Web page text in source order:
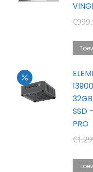
€
SSD
PRO
€